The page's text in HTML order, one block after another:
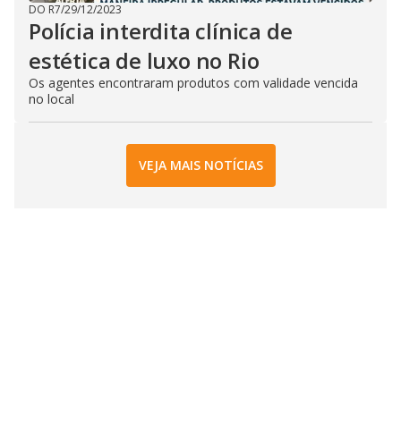
DO R7/29/12/2023
Polícia interdita clínica de
estética de luxo no Rio
Os agentes encontraram produtos com validade vencida
no local
VEJA MAIS NOTÍCIAS